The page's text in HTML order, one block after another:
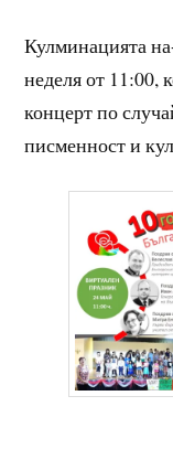
Кулминацията
неделя от 11:00,
концерт по
писменност и